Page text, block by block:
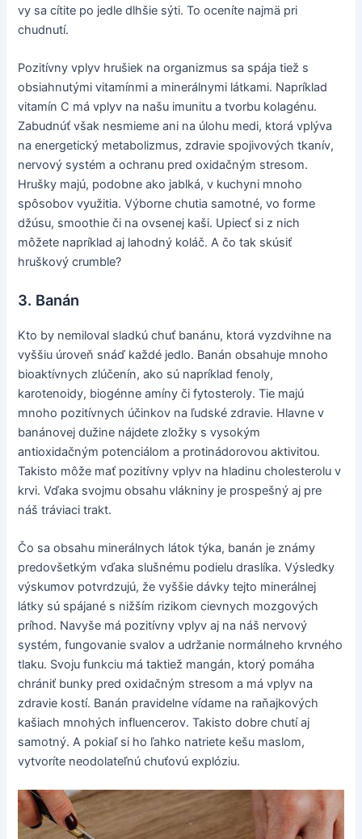
vy sa cítite po jedle dlhšie sýti. To oceníte najmä pri
chudnutí.
Pozitívny vplyv hrušiek na organizmus sa spája tiež s
obsiahnutými vitamínmi a minerálnymi látkami. Napríklad
vitamín C má vplyv na našu imunitu a tvorbu kolagénu.
Zabudnúť však nesmieme ani na úlohu medi, ktorá vplýva
na energetický metabolizmus, zdravie spojivových tkanív,
nervový systém a ochranu pred oxidačným stresom.
Hrušky majú, podobne ako jablká, v kuchyni mnoho
spôsobov využitia. Výborne chutia samotné, vo forme
džúsu, smoothie či na ovsenej kaši. Upiecť si z nich
môžete napríklad aj lahodný koláč. A čo tak skúsiť
hruškový crumble?
3. Banán
Kto by nemiloval sladkú chuť banánu, ktorá vyzdvihne na
vyššiu úroveň snáď každé jedlo. Banán obsahuje mnoho
bioaktívnych zlúčenín, ako sú napríklad fenoly,
karotenoidy, biogénne amíny či fytosteroly. Tie majú
mnoho pozitívnych účinkov na ľudské zdravie. Hlavne v
banánovej dužine nájdete zložky s vysokým
antioxidačným potenciálom a protinádorovou aktivitou.
Takisto môže mať pozitívny vplyv na hladinu cholesterolu v
krvi. Vďaka svojmu obsahu vlákniny je prospešný aj pre
náš tráviaci trakt.
Čo sa obsahu minerálnych látok týka, banán je známy
predovšetkým vďaka slušnému podielu draslíka. Výsledky
výskumov potvrdzujú, že vyššie dávky tejto minerálnej
látky sú spájané s nižším rizikom cievnych mozgových
príhod. Navyše má pozitívny vplyv aj na náš nervový
systém, fungovanie svalov a udržanie normálneho krvného
tlaku. Svoju funkciu má taktiež mangán, ktorý pomáha
chrániť bunky pred oxidačným stresom a má vplyv na
zdravie kostí. Banán pravidelne vídame na raňajkových
kašiach mnohých influencerov. Takisto dobre chutí aj
samotný. A pokiaľ si ho ľahko natriete kešu maslom,
vytvoríte neodolateľnú chuťovú explóziu.